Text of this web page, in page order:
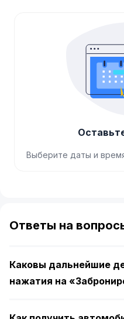
Выберите даты и
of
4
Ответы на
Каковы дальнейшие
нажатия на